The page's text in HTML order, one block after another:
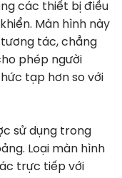
các thiết bị điều
Màn hình này
tác, chẳng
phép người
tạp hơn so với
sử dụng trong
Loại màn hình
trực tiếp với